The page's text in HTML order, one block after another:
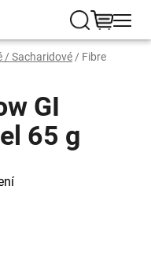
Hledat
KOŠÍK
/ Sacharidové/ Fibre
GI
65 g